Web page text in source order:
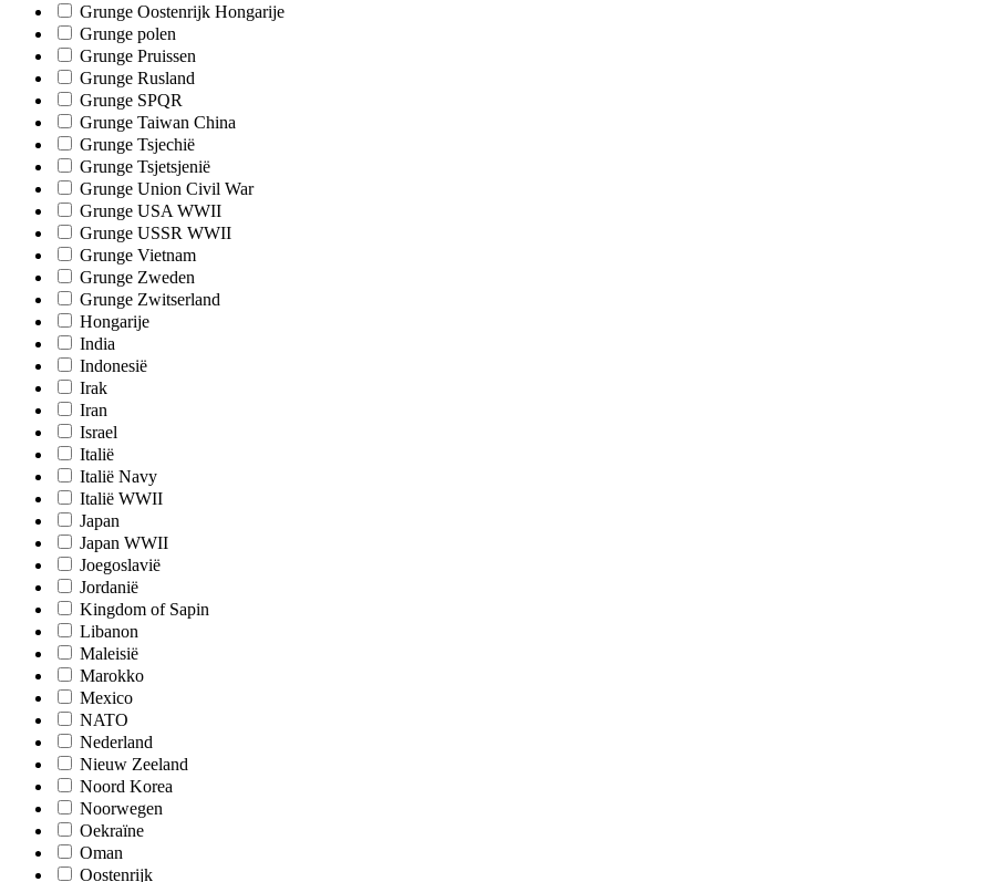
Grunge Oostenrijk Hongarije
Grunge polen
Grunge Pruissen
Grunge Rusland
Grunge SPQR
Grunge Taiwan China
Grunge Tsjechië
Grunge Tsjetsjenië
Grunge Union Civil War
Grunge USA WWII
Grunge USSR WWII
Grunge Vietnam
Grunge Zweden
Grunge Zwitserland
Hongarije
India
Indonesië
Irak
Iran
Israel
Italië
Italië Navy
Italië WWII
Japan
Japan WWII
Joegoslavië
Jordanië
Kingdom of Sapin
Libanon
Maleisië
Marokko
Mexico
NATO
Nederland
Nieuw Zeeland
Noord Korea
Noorwegen
Oekraïne
Oman
Oostenrijk